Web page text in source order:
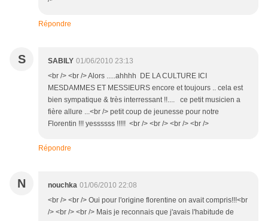
Répondre
S SABILY 01/06/2010 23:13
<br /> <br /> Alors .....ahhhh DE LA CULTURE ICI
MESDAMMES ET MESSIEURS encore et toujours .. cela est
bien sympatique & très interressant !!.... ce petit musicien a
fière allure ...<br /> petit coup de jeunesse pour notre
Florentin !!! yessssss !!!!! <br /> <br /> <br /> <br />
Répondre
N nouchka 01/06/2010 22:08
<br /> <br /> Oui pour l'origine florentine on avait compris!!!<br
/> <br /> <br /> Mais je reconnais que j'avais l'habitude de